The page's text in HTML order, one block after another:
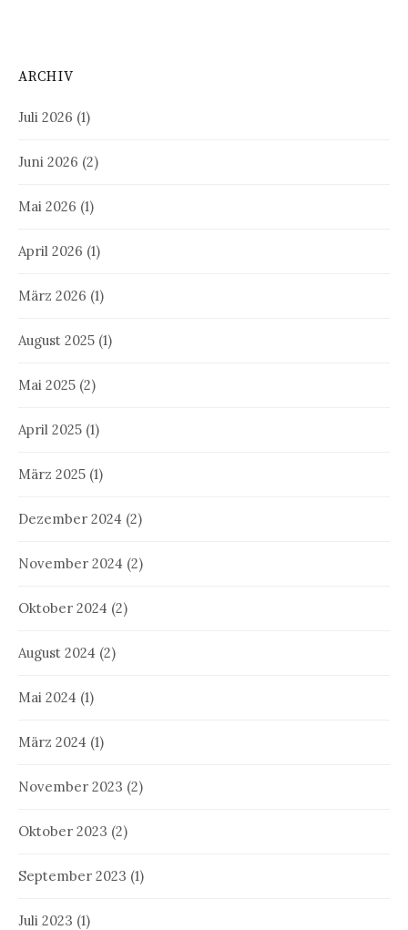
ARCHIV
Juli 2026 (1)
Juni 2026 (2)
Mai 2026 (1)
April 2026 (1)
März 2026 (1)
August 2025 (1)
Mai 2025 (2)
April 2025 (1)
März 2025 (1)
Dezember 2024 (2)
November 2024 (2)
Oktober 2024 (2)
August 2024 (2)
Mai 2024 (1)
März 2024 (1)
November 2023 (2)
Oktober 2023 (2)
September 2023 (1)
Juli 2023 (1)